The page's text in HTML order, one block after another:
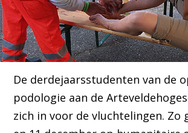
De derdejaarsstudenten van de
podologie aan de
zich in voor de vluchtelingen. Zo